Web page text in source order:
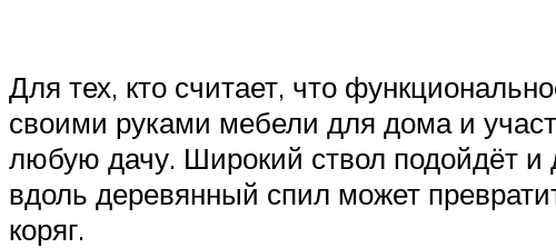
Для тех, кто считает, что
своими руками мебели для дома и
любую дачу. Широкий ствол подойдёт и
вдоль деревянный спил может
коряг.